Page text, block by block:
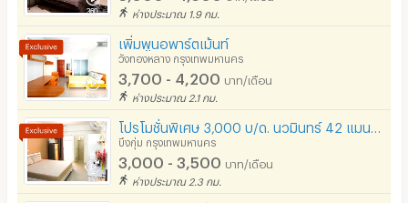
อินเทอร์เน็ตไร้สาย (WIFI) ในห้อง
เคเบิลทีวี / ดาวเทียม
มีระบบรักษาความปลอดภัย (keycard)
กล้องวงจรปิด (CCTV)
รปภ.
ห่างประมาณ 1.9 กม.
เพิ่มพูน​อพาร์ตเม้นท์​
วังทองหลาง กรุงเทพมหานคร
3,700 - 4,200 บาท/เดือน
ห่างประมาณ 2.1 กม.
บึงกุ่ม กรุงเทพมหานคร
3,000 - 3,500 บาท/เดือน
ห่างประมาณ 2.3 กม.